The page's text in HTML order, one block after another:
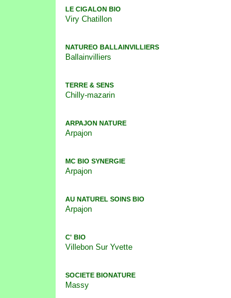
LE CIGALON BIO
Viry Chatillon
NATUREO BALLAINVILLIERS
Ballainvilliers
TERRE & SENS
Chilly-mazarin
ARPAJON NATURE
Arpajon
MC BIO SYNERGIE
Arpajon
AU NATUREL SOINS BIO
Arpajon
C' BIO
Villebon Sur Yvette
SOCIETE BIONATURE
Massy